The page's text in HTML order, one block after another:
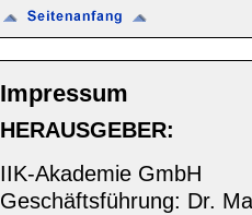
Impressum
HERAUSGEBER:
IIK-Akademie GmbH
Geschäftsführung: Dr.